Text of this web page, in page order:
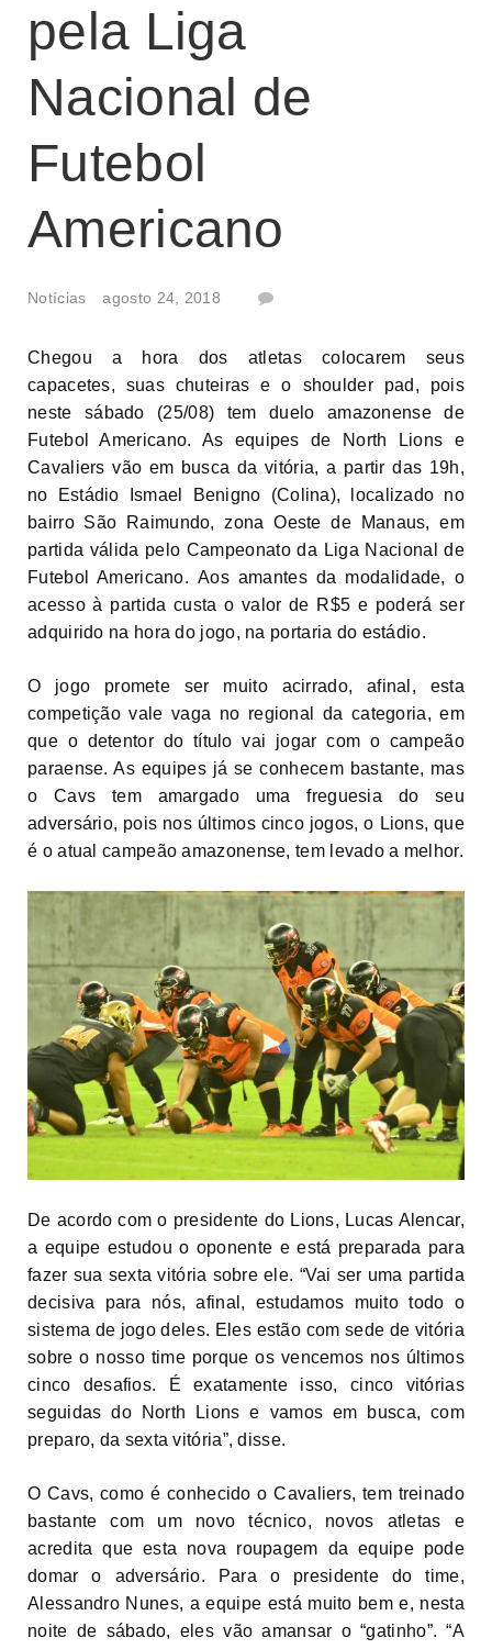
pela Liga
Nacional de
Futebol
Americano
Notícias agosto 24, 2018
Chegou a hora dos atletas colocarem seus
capacetes, suas chuteiras e o shoulder pad, pois
neste sábado (25/08) tem duelo amazonense de
Futebol Americano. As equipes de North Lions e
Cavaliers vão em busca da vitória, a partir das 19h,
no Estádio Ismael Benigno (Colina), localizado no
bairro São Raimundo, zona Oeste de Manaus, em
partida válida pelo Campeonato da Liga Nacional de
Futebol Americano. Aos amantes da modalidade, o
acesso à partida custa o valor de R$5 e poderá ser
adquirido na hora do jogo, na portaria do estádio.
O jogo promete ser muito acirrado, afinal, esta
competição vale vaga no regional da categoria, em
que o detentor do título vai jogar com o campeão
paraense. As equipes já se conhecem bastante, mas
o Cavs tem amargado uma freguesia do seu
adversário, pois nos últimos cinco jogos, o Lions, que
é o atual campeão amazonense, tem levado a melhor.
De acordo com o presidente do Lions, Lucas Alencar,
a equipe estudou o oponente e está preparada para
fazer sua sexta vitória sobre ele. “Vai ser uma partida
decisiva para nós, afinal, estudamos muito todo o
sistema de jogo deles. Eles estão com sede de vitória
sobre o nosso time porque os vencemos nos últimos
cinco desafios. É exatamente isso, cinco vitórias
seguidas do North Lions e vamos em busca, com
preparo, da sexta vitória”, disse.
O Cavs, como é conhecido o Cavaliers, tem treinado
bastante com um novo técnico, novos atletas e
acredita que esta nova roupagem da equipe pode
domar o adversário. Para o presidente do time,
Alessandro Nunes, a equipe está muito bem e, nesta
noite de sábado, eles vão amansar o “gatinho”. “A